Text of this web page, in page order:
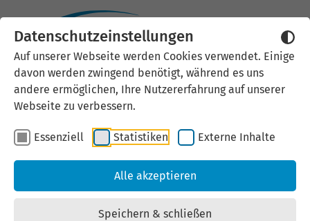
Datenschutzeinstellungen
Auf unserer Webseite werden Cookies verwendet. Einige
davon werden zwingend benötigt, während es uns
andere ermöglichen, Ihre Nutzererfahrung auf unserer
Webseite zu verbessern.
Essenziell Statistiken Externe Inhalte
Alle akzeptieren
Speichern & schließen
25.10.2022
Organisationen gewinnen
durch Chancengleichheit
TOTAL E-QUALITY e. V. prämiert in
Erfurt 59 Organisationen aus ganz
Deutschland / LEG Thüringen erlangt